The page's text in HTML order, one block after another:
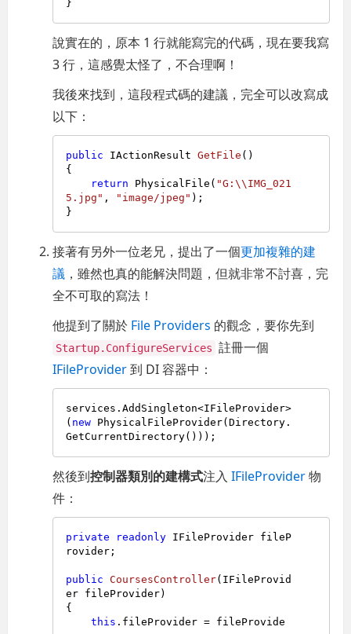
說實在的，原本 1 行就能寫完的代碼，現在要我寫
3 行，這感覺太怪了，不合理啊！
我後來找到，這段程式碼的建議，完全可以改寫成
以下：
public IActionResult GetFile ()
{
return PhysicalFile( "G:\\IMG_021
5.jpg" , "image/jpeg" );
接著有另外一位老兄，提出了一個更加複雜的建
議 ，雖然也真的能解決問題，但就非常不討喜，完
全不可取的寫法！
他提到了關於 File Providers 的觀念，要你先到
Startup.ConfigureServices 註冊一個
IFileProvider到 DI 容器中：
services.AddSingleton<IFileProvider>
( new PhysicalFileProvider(Directory.
然後到控制器類別的建構式注入IFileProvider物
件：
private readonly IFileProvider fileP
rovider;
public CoursesController( IFileProvid
er fileProvider)
{
this .fileProvider = fileProvide